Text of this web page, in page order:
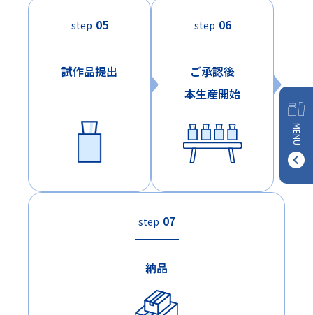
MENU
step 05
試作品提出
step 06
ご承認後
本生産開始
step 07
納品